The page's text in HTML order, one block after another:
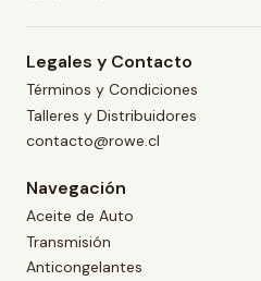
Legales y Contacto
Términos y Condiciones
Talleres y Distribuidores
contacto@rowe.cl
Navegación
Aceite de Auto
Transmisión
Anticongelantes